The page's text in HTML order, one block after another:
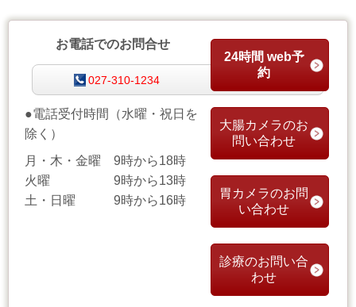
24時間 web予
約
大腸カメラのお
問い合わせ
胃カメラのお問
い合わせ
診療のお問い合
わせ
お電話でのお問合せ
027-310-1234
●電話受付時間 （水曜・祝日を
除く）
月・木・金曜 9時から18時
火曜 9時から13時
土・日曜 9時から16時